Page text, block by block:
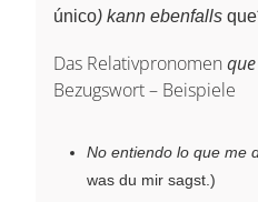
único) kann ebenfalls
Das Relativpronomen que
Bezugswort – Beispiele
No entiendo lo que me
was du mir sagst.)